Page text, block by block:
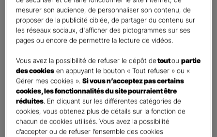
Vos informations :
Etes-vous déjà client Gan assurances ?*
Oui
Non
Civilité *
Madame
Monsieur
Contact*
mesurer son audience, de personnaliser son contenu, de
proposer de la publicité ciblée, de partager du contenu sur
les réseaux sociaux, d'afficher des pictogrammes sur ses
pages ou encore de permettre la lecture de vidéos.
Vous avez la possibilité de refuser le dépôt detoutoupartie
des cookies en appuyant le bouton « Tout refuser » ou «
Gérer mes cookies ».Si vous n’acceptez pas certains
cookies, les fonctionnalités du site pourraient être
réduites. En cliquant sur les différentes catégories de
cookies, vous obtenez plus de détails sur la fonction de
chacun de cookies utilisés. Vous avez la possibilité
d’accepter ou de refuser l’ensemble des cookies